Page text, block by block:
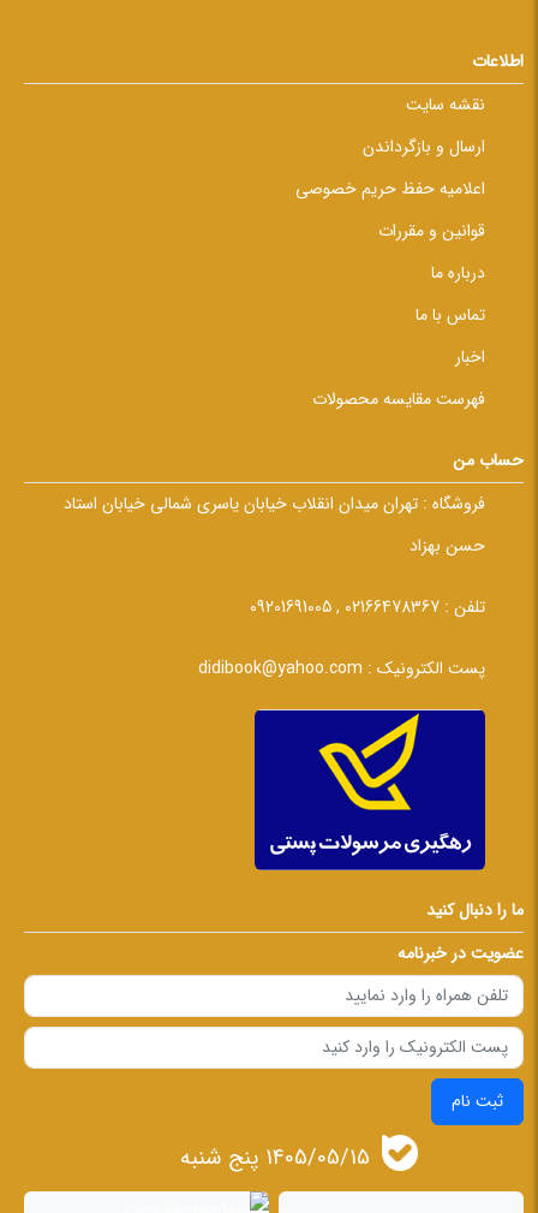
اطلاعات
نقشه سایت
ارسال و بازگرداندن
اعلامیه حفظ حریم خصوصی
قوانین و مقررات
درباره ما
تماس با ما
اخبار
فهرست مقایسه محصولات
حساب من
فروشگاه : تهران میدان انقلاب خیابان یاسری شمالی خیابان استاد
حسن بهزاد
تلفن : 02166478367 , 09201691005
پست الکترونیک : didibook@yahoo.com
ما را دنبال کنید
عضویت در خبرنامه
ثبت نام
1405/05/15 پنج شنبه